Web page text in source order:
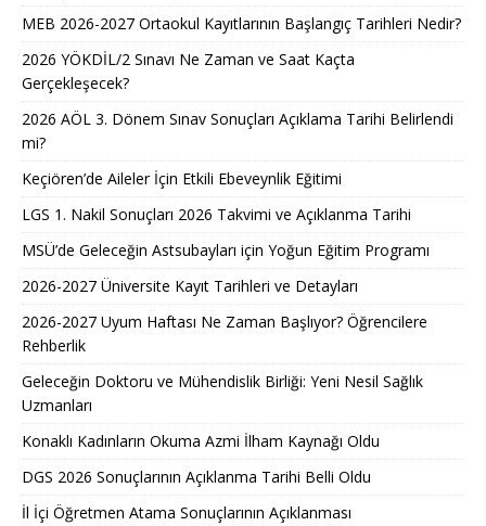
MEB 2026-2027 Ortaokul Kayıtlarının Başlangıç Tarihleri Nedir?
2026 YÖKDİL/2 Sınavı Ne Zaman ve Saat Kaçta
Gerçekleşecek?
2026 AÖL 3. Dönem Sınav Sonuçları Açıklama Tarihi Belirlendi
mi?
Keçiören’de Aileler İçin Etkili Ebeveynlik Eğitimi
LGS 1. Nakil Sonuçları 2026 Takvimi ve Açıklanma Tarihi
MSÜ’de Geleceğin Astsubayları için Yoğun Eğitim Programı
2026-2027 Üniversite Kayıt Tarihleri ve Detayları
2026-2027 Uyum Haftası Ne Zaman Başlıyor? Öğrencilere
Rehberlik
Geleceğin Doktoru ve Mühendislik Birliği: Yeni Nesil Sağlık
Uzmanları
Konaklı Kadınların Okuma Azmi İlham Kaynağı Oldu
DGS 2026 Sonuçlarının Açıklanma Tarihi Belli Oldu
İl İçi Öğretmen Atama Sonuçlarının Açıklanması